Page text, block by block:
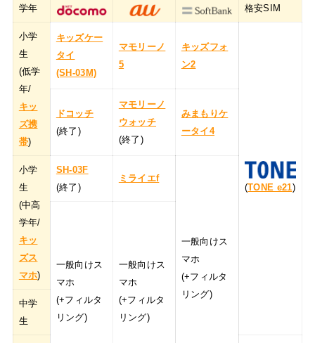
学年 格安SIM
小学
生
(低学
年/
キッ
ズ携
帯)
キッズケー
タイ
(SH-03M)
マモリーノ
5
キッズフォ
ン2
(TONE e21)
ドコッチ
(終了)
マモリーノ
ウォッチ
(終了)
みまもりケ
ータイ4
小学
生
(中高
学年/
キッ
ズス
マホ)
SH-03F
(終了)
ミライエf
一般向けス
マホ
(+フィルタ
リング)
一般向けス
マホ
(+フィルタ
リング)
一般向けス
マホ
(+フィルタ
リング)
中学
生